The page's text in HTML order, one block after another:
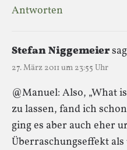
Antworten
Stefan Niggemeier
27. März 2011 um 23:55 Uhr
@Manuel: Also, „What
zu lassen, fand ich
ging es aber auch eher
Überraschungseffekt